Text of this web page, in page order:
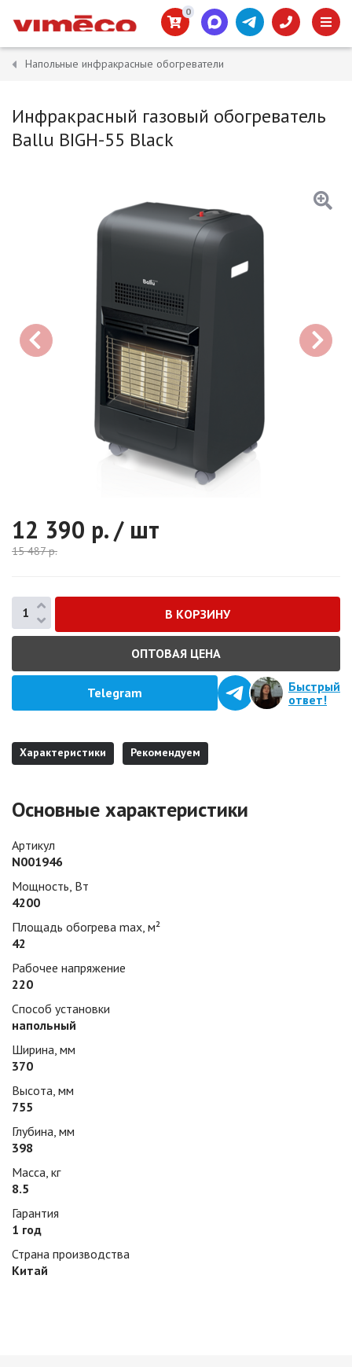
0
Напольные инфракрасные обогреватели
Инфракрасный газовый обогреватель
Ballu BIGH-55 Black
12 390 р. / шт
15 487р.
ОПТОВАЯ ЦЕНА
Telegram
Быстрый
ответ!
Характеристики Рекомендуем
Основные характеристики
Артикул
N001946
Мощность, Вт
4200
Площадь обогрева max, м²
42
Рабочее напряжение
220
Способ установки
напольный
Ширина, мм
370
Высота, мм
755
Глубина, мм
398
Масса, кг
8.5
Гарантия
1 год
Страна производства
Китай